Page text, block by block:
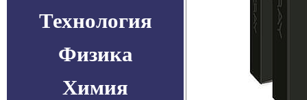
Технология
Физика
Химия